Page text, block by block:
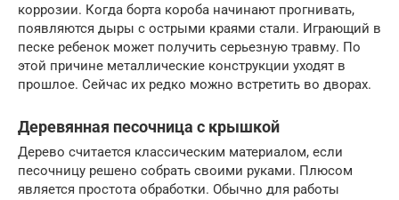
коррозии. Когда борта короба начинают прогнивать,
появляются дыры с острыми краями стали. Играющий в
песке ребенок может получить серьезную травму. По
этой причине металлические конструкции уходят в
прошлое. Сейчас их редко можно встретить во дворах.
Деревянная песочница с крышкой
Дерево считается классическим материалом, если
песочницу решено собрать своими руками. Плюсом
является простота обработки. Обычно для работы